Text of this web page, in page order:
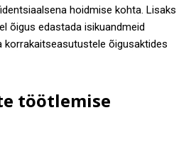
hoidmise kohta. Lisaks
õigus edastada isikuandmeid
korrakaitseasutustele õigusaktides
töötlemise